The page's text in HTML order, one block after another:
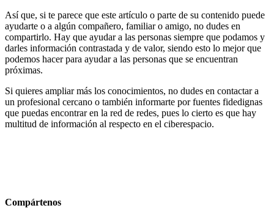
Así que, si te parece que este artículo o parte de su contenido puede
ayudarte o a algún compañero, familiar o amigo, no dudes en
compartirlo. Hay que ayudar a las personas siempre que podamos y
darles información contrastada y de valor, siendo esto lo mejor que
podemos hacer para ayudar a las personas que se encuentran
próximas.
Si quieres ampliar más los conocimientos, no dudes en contactar a
un profesional cercano o también informarte por fuentes fidedignas
que puedas encontrar en la red de redes, pues lo cierto es que hay
multitud de información al respecto en el ciberespacio.
Compártenos